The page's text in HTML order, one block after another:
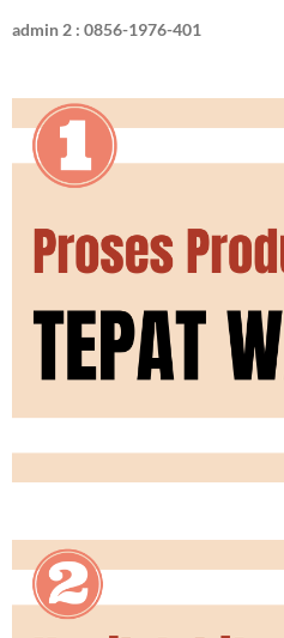
admin 2 : 0856-1976-401